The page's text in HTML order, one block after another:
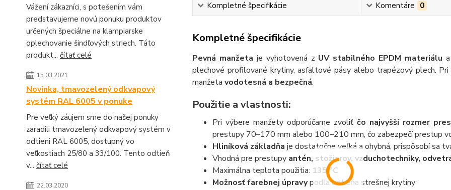
Vážení zákazníci, s potešením vám
predstavujeme novú ponuku produktov
určených špeciálne na klampiarske
oplechovanie šindľových striech. Táto
produkt... čítať celé
15.03.2021
Novinka, tmavozelený odkvapový
systém RAL 6005 v ponuke
Pre veľký záujem sme do našej ponuky
zaradili tmavozelený odkvapový systém v
odtieni RAL 6005, dostupný vo
veľkostiach 25/80 a 33/100. Tento odtieň
v... čítať celé
22.03.2020
Kompletné špecifikácie Komentáre 0
Kompletné špecifikácie
Pevná manžeta je vyhotovená z UV stabilného EPDM materiálu
plechové profilované krytiny, asfaltové pásy alebo trapézový plech.
manžeta vodotesná a bezpečná.
Použitie a vlastnosti:
Pri výbere manžety odporúčame zvoliť čo najvyšší rozmer
prestupy 70–170 mm alebo 100–210 mm, čo zabezpečí prestup
Hliníková základňa je dostatočne veľká a ohybná, prispôsobí sa
Vhodná pre prestupy antén, stožiarov, vzduchotechniky,
Maximálna teplota použitia: 135 °C
Možnosť farebnej úpravypodľa odtieňa strešnej krytiny